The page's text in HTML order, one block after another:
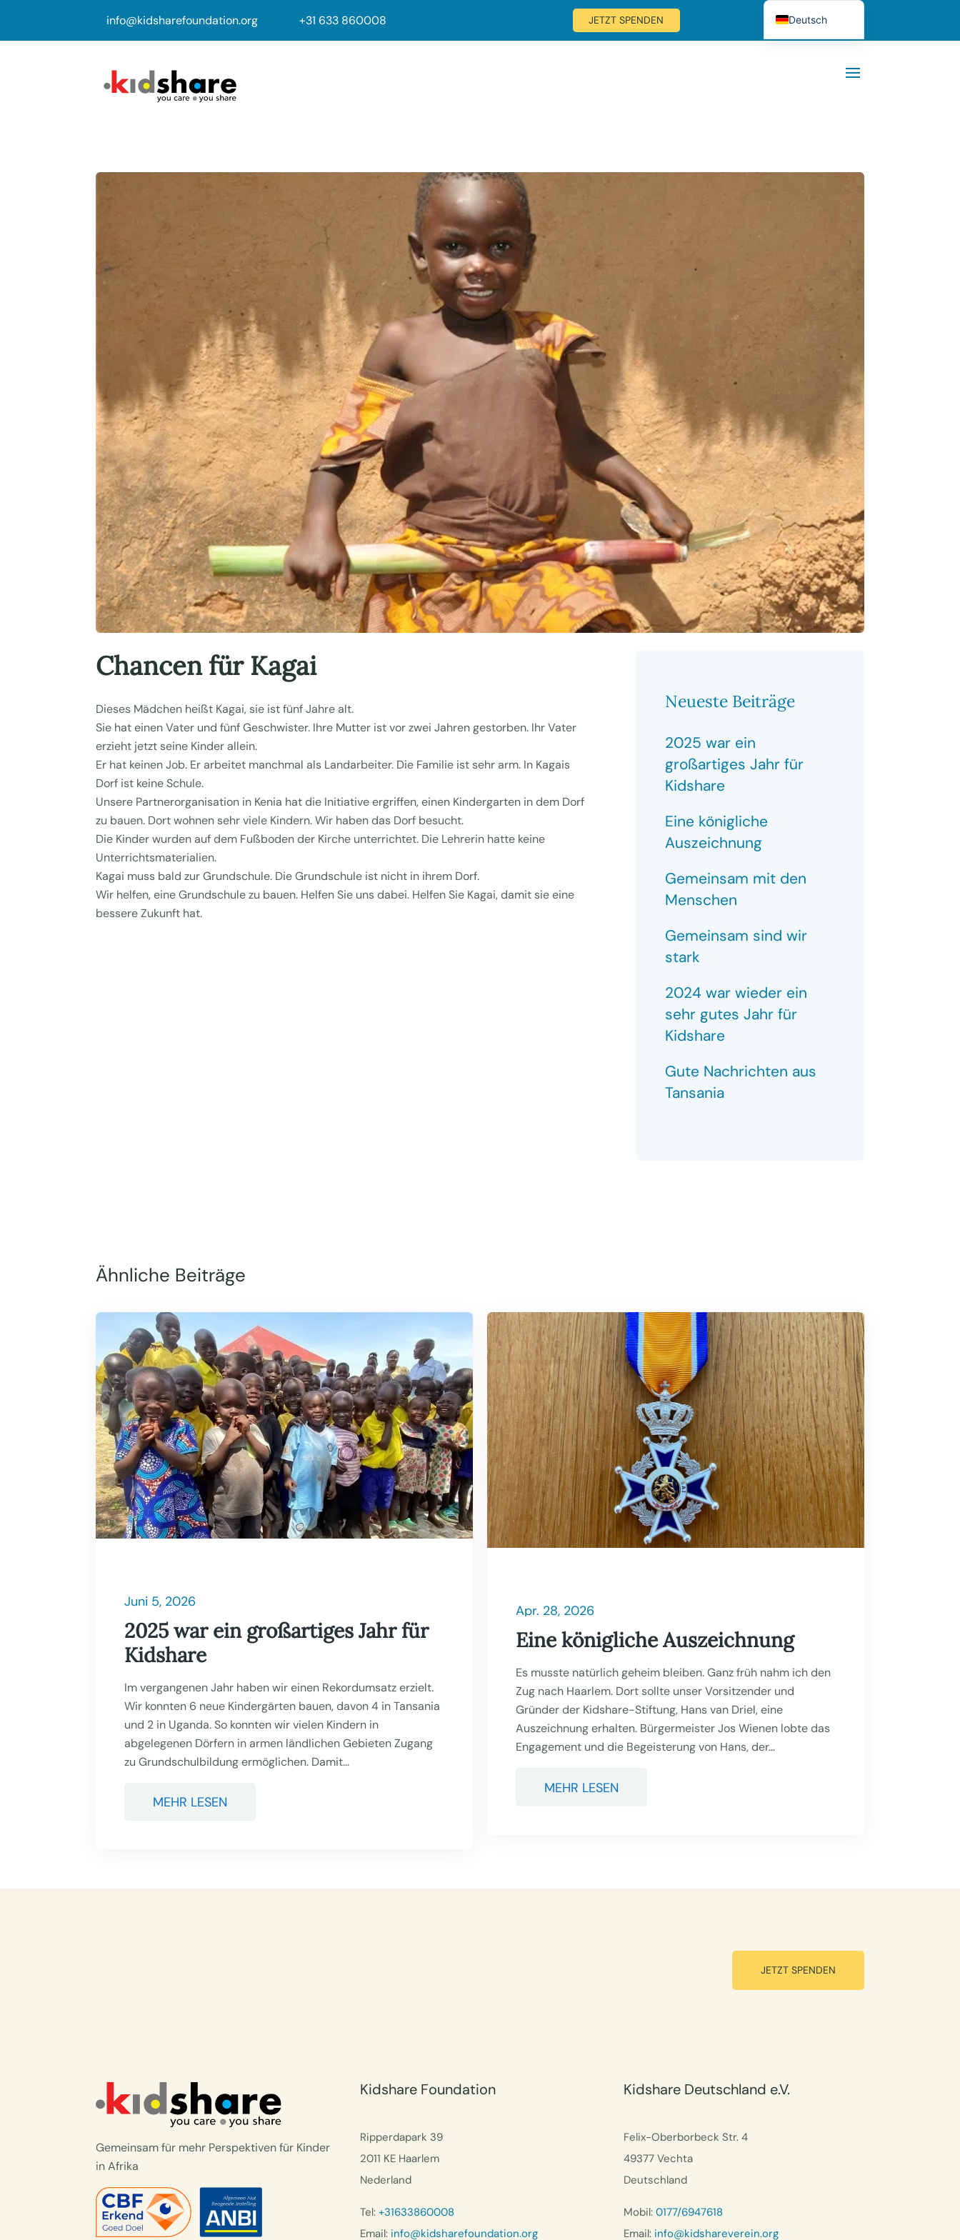
info@kidsharefoundation.org +31 633 860008 JETZT SPENDEN
Chancen für Kagai
Dieses Mädchen heißt Kagai, sie ist fünf Jahre alt.
Sie hat einen Vater und fünf Geschwister. Ihre Mutter ist vor zwei Jahren gestorben. Ihr Vater
erzieht jetzt seine Kinder allein.
Er hat keinen Job. Er arbeitet manchmal als Landarbeiter. Die Familie ist sehr arm. In Kagais
Dorf ist keine Schule.
Unsere Partnerorganisation in Kenia hat die Initiative ergriffen, einen Kindergarten in dem Dorf
zu bauen. Dort wohnen sehr viele Kindern. Wir haben das Dorf besucht.
Die Kinder wurden auf dem Fußboden der Kirche unterrichtet. Die Lehrerin hatte keine
Unterrichtsmaterialien.
Kagai muss bald zur Grundschule. Die Grundschule ist nicht in ihrem Dorf.
Wir helfen, eine Grundschule zu bauen. Helfen Sie uns dabei. Helfen Sie Kagai, damit sie eine
bessere Zukunft hat.
Neueste Beiträge
2025 war ein
großartiges Jahr für
Kidshare
Eine königliche
Auszeichnung
Gemeinsam mit den
Menschen
Gemeinsam sind wir
stark
2024 war wieder ein
sehr gutes Jahr für
Kidshare
Gute Nachrichten aus
Tansania
Ähnliche Beiträge
Juni 5, 2026
2025 war ein großartiges Jahr für
Kidshare
Im vergangenen Jahr haben wir einen Rekordumsatz erzielt.
Wir konnten 6 neue Kindergärten bauen, davon 4 in Tansania
und 2 in Uganda. So konnten wir vielen Kindern in
abgelegenen Dörfern in armen ländlichen Gebieten Zugang
zu Grundschulbildung ermöglichen. Damit...
MEHR LESEN
Apr. 28, 2026
Eine königliche Auszeichnung
Es musste natürlich geheim bleiben. Ganz früh nahm ich den
Zug nach Haarlem. Dort sollte unser Vorsitzender und
Gründer der Kidshare-Stiftung, Hans van Driel, eine
Auszeichnung erhalten. Bürgermeister Jos Wienen lobte das
Engagement und die Begeisterung von Hans, der...
MEHR LESEN
JETZT SPENDEN
Gemeinsam für mehr Perspektiven für Kinder
in Afrika
Kidshare Foundation
Ripperdapark 39
2011 KE Haarlem
Nederland
Tel: +31633860008
Email: info@kidsharefoundation.org
Kidshare Deutschland e.V.
Felix-Oberborbeck Str. 4
49377 Vechta
Deutschland
Mobil: 0177/6947618
Email: info@kidshareverein.org
Deutsch
Nederlands